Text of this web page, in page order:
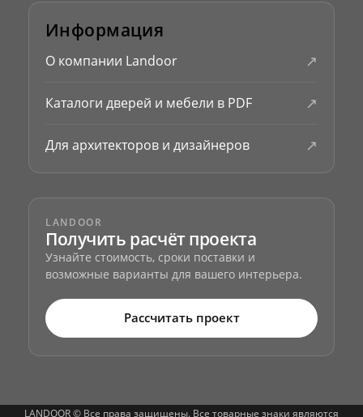
Информация
О компании Landoor ↗
Каталоги дверей и мебели в PDF ↗
Для архитекторов и дизайнеров ↗
LANDOOR
Получить расчёт проекта
Узнайте стоимость, сроки поставки и
возможные варианты для вашего интерьера.
Рассчитать проект
LANDOOR © Все права защищены. Все товарные знаки являются